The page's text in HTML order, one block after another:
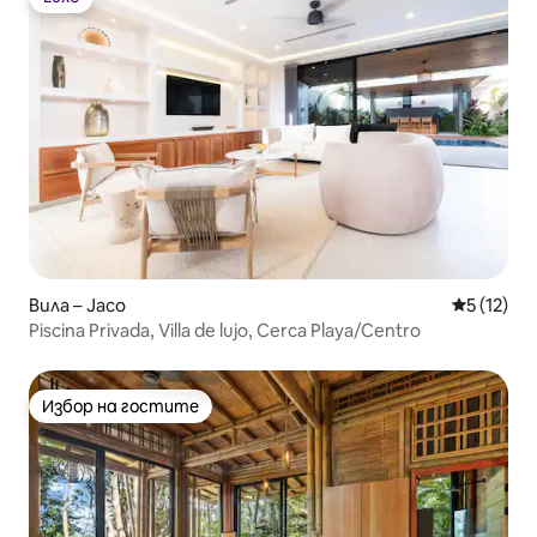
Luxe
Вила – Jaco Средна
5 (12)
Piscina Privada, Villa de lujo, Cerca Playa/Centro
Избор на гостите
Избор на гостите